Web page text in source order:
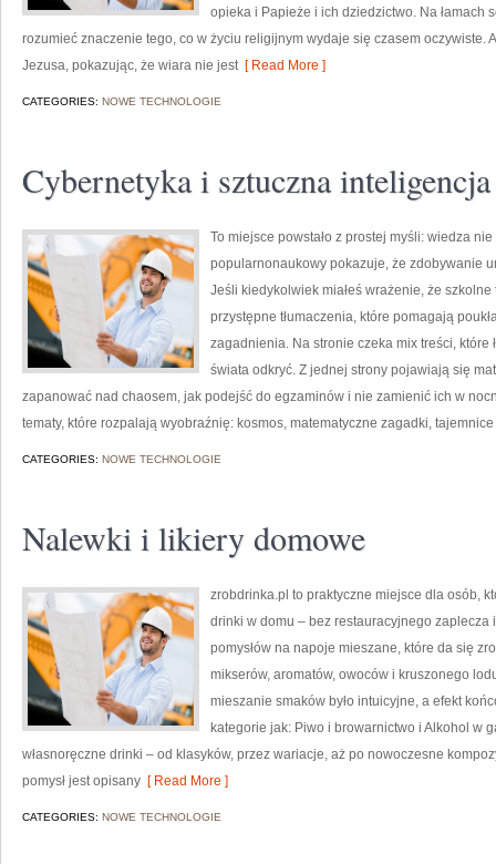
opieka i Papieże i ich dziedzictwo. Na łamach
rozumieć znaczenie tego, co w życiu religijnym wydaje się czasem oczywiste.
Jezusa, pokazując, że wiara nie jest[ Read More ]
CATEGORIES: NOWE TECHNOLOGIE
Cybernetyka i sztuczna inteligencja
To miejsce powstało z prostej myśli: wiedza
popularnonaukowy pokazuje, że zdobywanie
Jeśli kiedykolwiek miałeś wrażenie, że
przystępne tłumaczenia, które pomagają
zagadnienia. Na stronie czeka mix treści,
świata odkryć. Z jednej strony pojawiają się
zapanować nad chaosem, jak podejść do egzaminów i nie zamienić ich w
tematy, które rozpalają wyobraźnię: kosmos, matematyczne zagadki, tajemnice
CATEGORIES: NOWE TECHNOLOGIE
Nalewki i likiery domowe
zrobdrinka.pl to praktyczne miejsce dla osób,
drinki w domu – bez restauracyjnego zaplecza
pomysłów na napoje mieszane, które da się
mikserów, aromatów, owoców i kruszonego
mieszanie smaków było intuicyjne, a efekt
kategorie jak: Piwo i browarnictwo i Alkohol w
własnoręczne drinki – od klasyków, przez wariacje, aż po nowoczesne
pomysł jest opisany [ Read More ]
CATEGORIES: NOWE TECHNOLOGIE